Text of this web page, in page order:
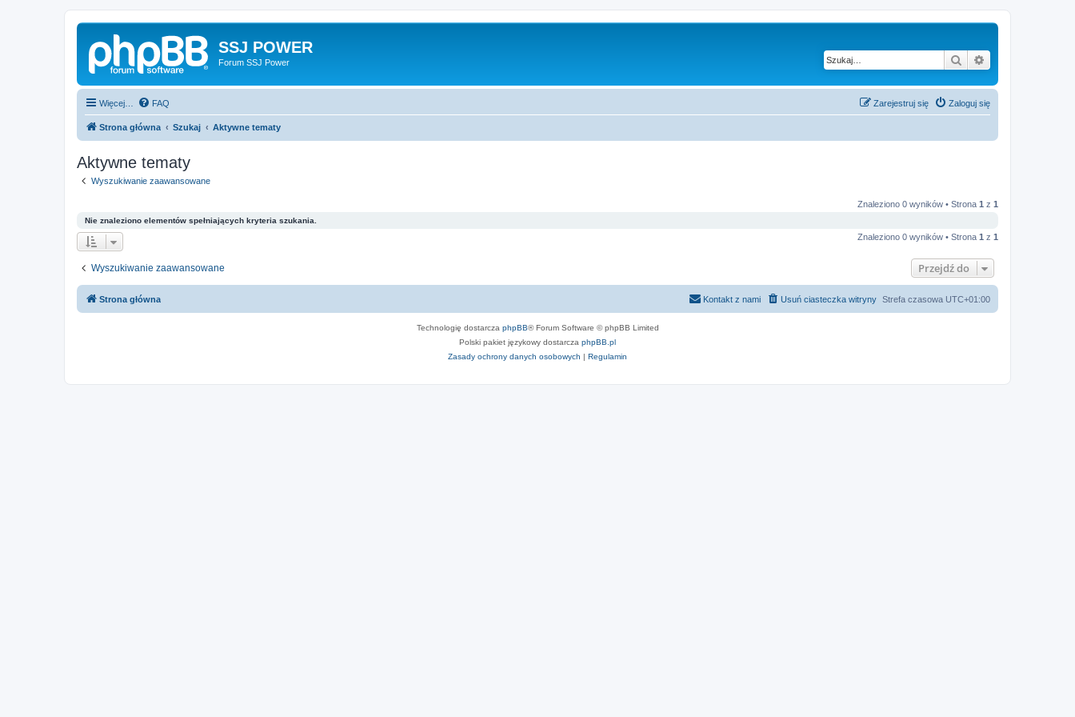
SSJ POWER
Forum SSJ Power Szukaj
Więcej… FAQ Zaloguj się
Zarejestruj się
Strona główna Szukaj Aktywne tematy
Aktywne tematy
Wyszukiwanie zaawansowane
Znaleziono 0 wyników • Strona 1 z 1
Nie znaleziono elementów spełniających kryteria szukania.
Znaleziono 0 wyników • Strona 1 z 1
Wyszukiwanie zaawansowane Przejdź do
Strona główna Strefa czasowa UTC+01:00
Usuń ciasteczka witryny
Kontakt z nami
Technologię dostarcza phpBB® Forum Software © phpBB Limited
Polski pakiet językowy dostarcza phpBB.pl
Zasady ochrony danych osobowych | Regulamin